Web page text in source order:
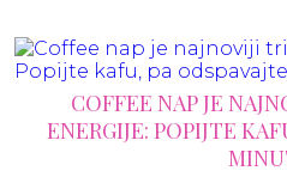
COFFEE NAP JE
ENERGIJE: POPIJTE